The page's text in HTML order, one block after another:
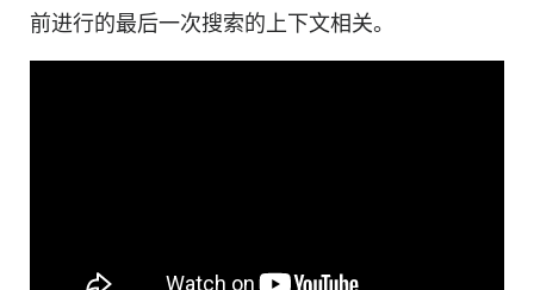
前进行的最后一次搜索的上下文相关。